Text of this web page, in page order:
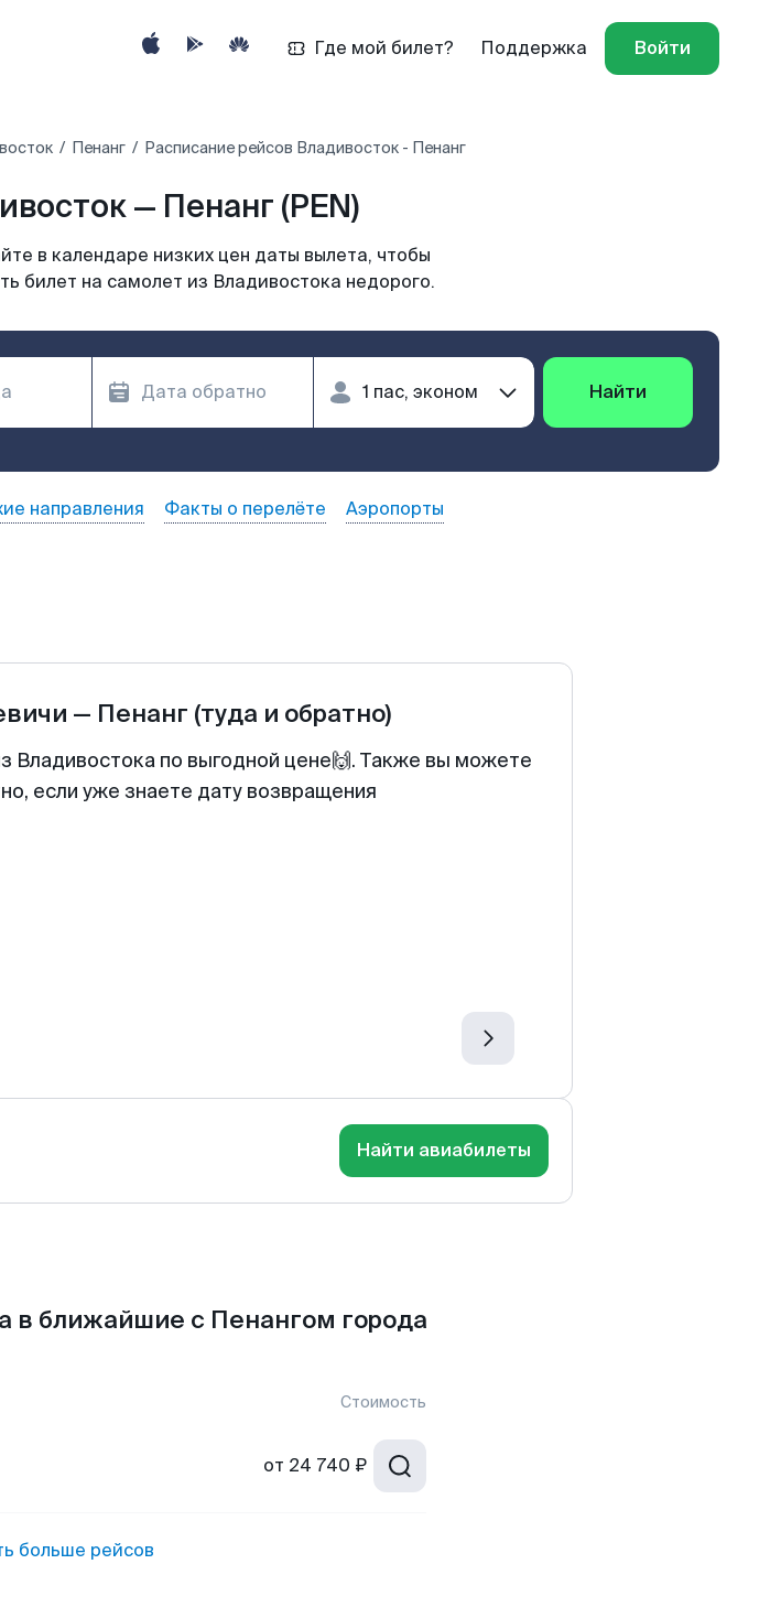
Где мой билет? Поддержка Войти
Пенанг Расписание рейсов Владивосток - Пенанг
— Пенанг (PEN)
в календаре низких цен даты вылета, чтобы
билет на самолет из Владивостока недорого.
Найти
направления Факты о перелёте Аэропорты
— Пенанг (туда и обратно)
Владивостока по выгодной цене🙌. Также вы можете
если уже знаете дату возвращения
Найти авиабилеты
в ближайшие с Пенангом города
Стоимость
от 24 740 ₽
больше рейсов